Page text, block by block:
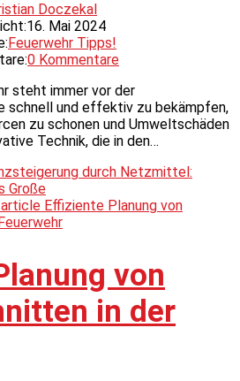
Doczekal
16. Mai 2024
Feuerwehr Tipps!
0 Kommentare
steht immer vor der
schnell und effektiv zu bekämpfen,
zu schonen und Umweltschäden
Technik, die in den…
durch Netzmittel:
Große
von
in der